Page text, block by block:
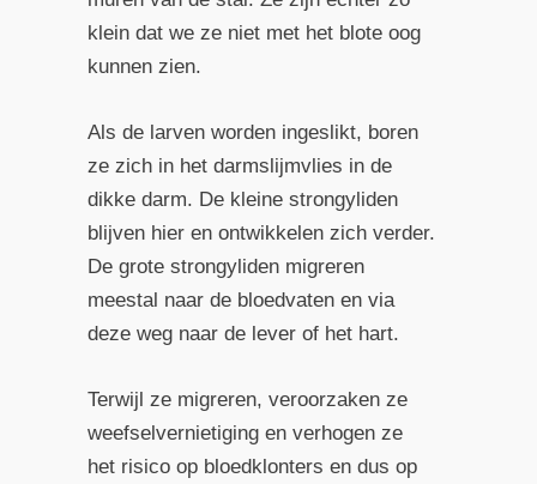
klein dat we ze niet met het blote oog
kunnen zien.
Als de larven worden ingeslikt, boren
ze zich in het darmslijmvlies in de
dikke darm. De kleine strongyliden
blijven hier en ontwikkelen zich verder.
De grote strongyliden migreren
meestal naar de bloedvaten en via
deze weg naar de lever of het hart.
Terwijl ze migreren, veroorzaken ze
weefselvernietiging en verhogen ze
het risico op bloedklonters en dus op